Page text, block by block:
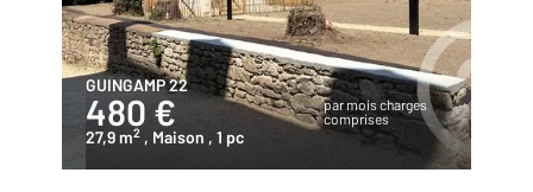
GUINGAMP 22
480 €
par mois charges
comprises
27,9 m2 , Maison , 1 pc